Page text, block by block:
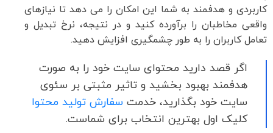
کاربردی و هدفمند به شما این امکان را می دهد تا نیازهای
واقعی مخاطبان را برآورده کنید و در نتیجه، نرخ تبدیل و
تعامل کاربران را به طور چشمگیری افزایش دهید.
اگر قصد دارید محتوای سایت خود را به صورت
هدفمند بهبود بخشید و تاثیر مثبتی بر سئوی
سایت خود بگذارید، خدمت سفارش تولید محتوا
کلیک اول بهترین انتخاب برای شماست.